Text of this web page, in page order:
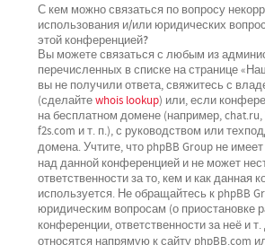
С кем можно связаться по вопросу
использования и/или юридических
этой конференцией?
Вы можете связаться с любым из
перечисленных в списке на странице
вы не получили ответа, свяжитесь с
(сделайтеwhois lookup) или, если
на бесплатном домене (например, chat.ru,
f2s.com и т. п.), с руководством или
домена. Учтите, что phpBB Group не имеет
над данной конференциейи не может
ответственности за то, кем и как данная
используется. Не обращайтесь к phpBB
юридическим вопросам (о приостановке
конференции, ответственности за неё и
относятся напрямуюк сайту phpBB.com